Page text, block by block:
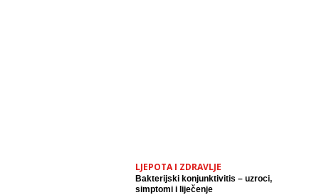
LJEPOTA I ZDRAVLJE
Bakterijski konjunktivitis – uzroci,
simptomi i liječenje